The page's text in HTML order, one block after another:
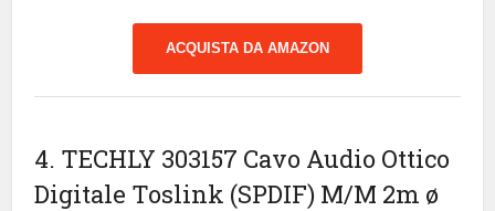
ACQUISTA DA AMAZON
4. TECHLY 303157 Cavo Audio Ottico
Digitale Toslink (SPDIF) M/M 2m ø